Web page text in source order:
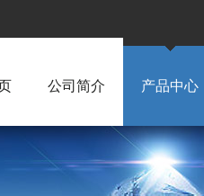
公司简介 产品中心